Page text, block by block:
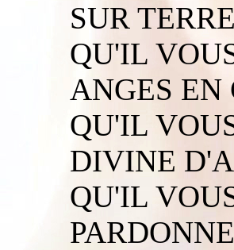
SUR
QU'IL
ANGES EN
QU'IL
DIVINE
QU'IL